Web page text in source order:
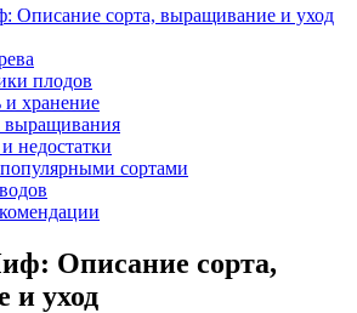
Описание сорта, выращивание и уход
плодов
и хранение
выращивания
недостатки
сортами
Описание сорта,
и уход